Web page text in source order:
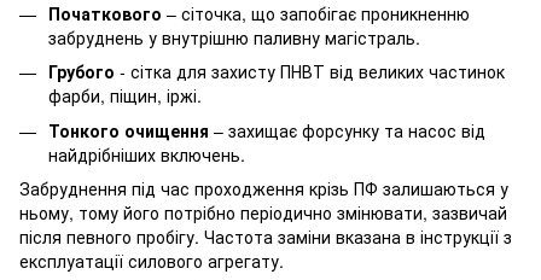
Початкового – сіточка, що запобігає проникненню
забруднень у внутрішню паливну магістраль.
Грубого - сітка для захисту ПНВТ від великих частинок
фарби, піщин, іржі.
Тонкого очищення – захищає форсунку та насос від
найдрібніших включень.
Забруднення під час проходження крізь ПФ залишаються у
ньому, тому його потрібно періодично змінювати, зазвичай
після певного пробігу. Частота заміни вказана в інструкції з
експлуатації силового агрегату.